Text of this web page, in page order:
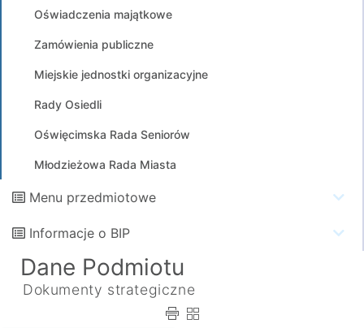
Oświadczenia majątkowe
Zamówienia publiczne
Miejskie jednostki organizacyjne
Rady Osiedli
Oświęcimska Rada Seniorów
Młodzieżowa Rada Miasta
Menu przedmiotowe
Informacje o BIP
Dane Podmiotu
Dokumenty strategiczne